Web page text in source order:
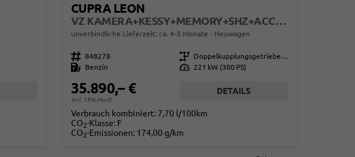
CUPRA LEON
VZ KAMERA+KESSY+MEMORY+SHZ+ACC+PDC+LED+19" ALU
unverbindliche Lieferzeit: ca. 4-5 Monate Neuwagen
Fahrzeugnr. 848278 Getriebe
Doppelkupplungsgetriebe (DSG)
Kraftstoff
Benzin Leistung 221 kW (300 PS)
35.890,– €
incl. 19% MwSt.
DETAILS
Verbrauch kombiniert: 7,70 l/100km
CO2-Klasse: F
CO2-Emissionen: 174,00 g/km